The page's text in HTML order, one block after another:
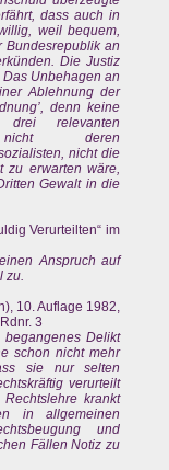
dass auch in
weil bequem,
an
Die Justiz
Unbehagen an
Ablehnung der
denn keine
relevanten
nicht deren
nicht die
zu erwarten wäre,
Gewalt in die
Verurteilten“ im
Anspruch auf
zu.
10. Auflage 1982,
3
Delikt
schon nicht mehr
sie nur selten
verurteilt
krankt
in allgemeinen
und
Fällen Notiz zu